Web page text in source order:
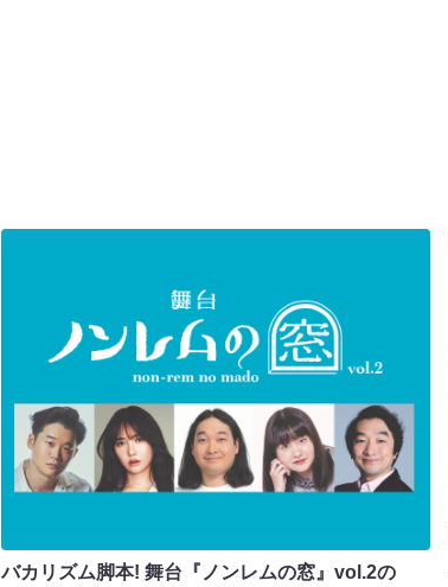
バカリズム脚本! 舞台『ノンレムの窓』vol.2の